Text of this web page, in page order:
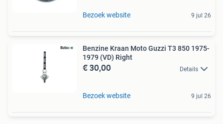
Bezoek website 9 jul 26
Benzine Kraan Moto Guzzi T3 850 1975-
1979 (VD) Right
€ 30,00 Details
Bezoek website 9 jul 26